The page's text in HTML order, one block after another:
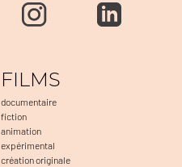
FILMS
documentaire
fiction
animation
expérimental
création originale